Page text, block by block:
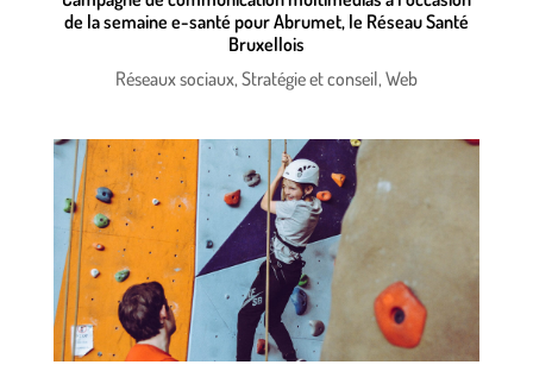
de la semaine e-santé pour Abrumet, le Réseau Santé
Bruxellois
Réseaux sociaux,Stratégie et conseil,Web